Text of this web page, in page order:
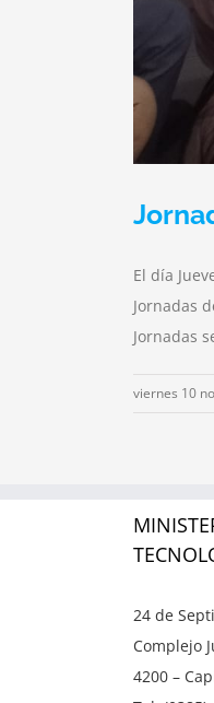
El día
Jornadas
Jornadas
viernes 10
24 de
Complejo
4200 –